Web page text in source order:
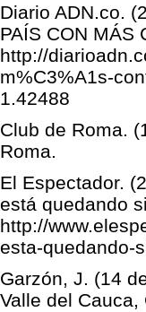
Diario ADN.co.
PAÍS CON MÁS
http://
m%C3%A1s-
1.42488
Club de Roma.
Roma.
El Espectador.
está quedando
http://
esta-quedando-
Garzón, J. (14
Valle del Cauca,